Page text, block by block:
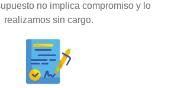
no implica compromiso y lo
realizamos sin cargo.